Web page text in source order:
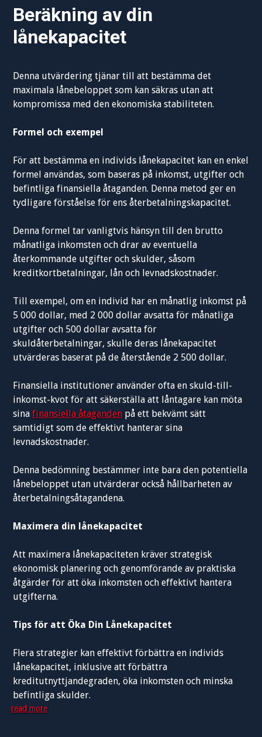
Beräkning av din
lånekapacitet
Denna utvärdering tjänar till att bestämma det
maximala lånebeloppet som kan säkras utan att
kompromissa med den ekonomiska stabiliteten.
Formel och exempel
För att bestämma en individs lånekapacitet kan en enkel
formel användas, som baseras på inkomst, utgifter och
befintliga finansiella åtaganden. Denna metod ger en
tydligare förståelse för ens återbetalningskapacitet.
Denna formel tar vanligtvis hänsyn till den brutto
månatliga inkomsten och drar av eventuella
återkommande utgifter och skulder, såsom
kreditkortbetalningar, lån och levnadskostnader.
Till exempel, om en individ har en månatlig inkomst på
5 000 dollar, med 2 000 dollar avsatta för månatliga
utgifter och 500 dollar avsatta för
skuldåterbetalningar, skulle deras lånekapacitet
utvärderas baserat på de återstående 2 500 dollar.
Finansiella institutioner använder ofta en skuld-till-
inkomst-kvot för att säkerställa att låntagare kan möta
sinafinansiella åtaganden på ett bekvämt sätt
samtidigt som de effektivt hanterar sina
levnadskostnader.
Denna bedömning bestämmer inte bara den potentiella
lånebeloppet utan utvärderar också hållbarheten av
återbetalningsåtagandena.
Maximera din lånekapacitet
Att maximera lånekapaciteten kräver strategisk
ekonomisk planering och genomförande av praktiska
åtgärder för att öka inkomsten och effektivt hantera
utgifterna.
Tips för att Öka Din Lånekapacitet
Flera strategier kan effektivt förbättra en individs
lånekapacitet, inklusive att förbättra
kreditutnyttjandegraden, öka inkomsten och minska
befintliga skulder.
read more